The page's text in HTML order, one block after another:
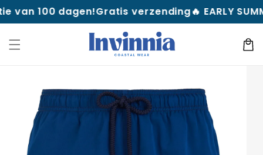
naar
de
dagen!Gratis verzending🔥 EARLY SUMMER